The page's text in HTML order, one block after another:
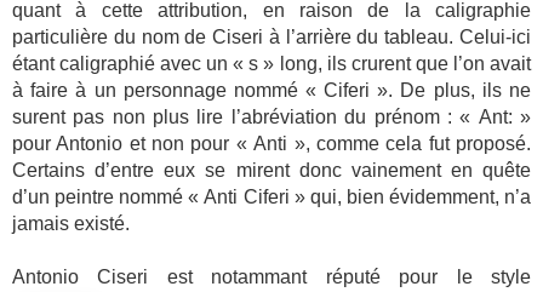
quant à cette attribution, en raison de la caligraphie
particulière du nom de Ciseri à l’arrière du tableau. Celui-ici
étant caligraphié avec un « s » long, ils crurent que l’on avait
à faire à un personnage nommé « Ciferi ». De plus, ils ne
surent pas non plus lire l’abréviation du prénom : « Ant: »
pour Antonio et non pour « Anti », comme cela fut proposé.
Certains d’entre eux se mirent donc vainement en quête
d’un peintre nommé « Anti Ciferi » qui, bien évidemment, n’a
jamais existé.
Antonio Ciseri est notammant réputé pour le style